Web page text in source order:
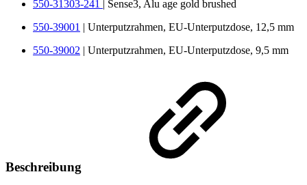
550-31303-241 | Sense3, Alu age gold brushed
550-39001 | Unterputzrahmen, EU-Unterputzdose, 12,5 mm
550-39002 | Unterputzrahmen, EU-Unterputzdose, 9,5 mm
Beschreibung